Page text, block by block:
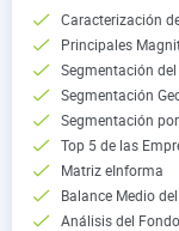
Caracterización
Principales
Segmentación
Segmentación
Segmentación
Top 5 de las
Matriz eInforma
Balance Medio
Análisis del